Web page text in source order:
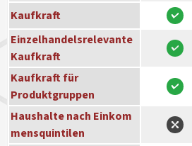
Kaufkraft
Einzelhandelsrelevante
Kaufkraft
Kaufkraft für
Produktgruppen
Haushalte nach Einkom
mensquintilen